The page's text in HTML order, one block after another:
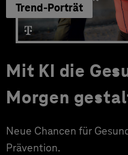
Trend-Porträt
Mit KI die
Morgen
Neue Chancen für
Prävention.